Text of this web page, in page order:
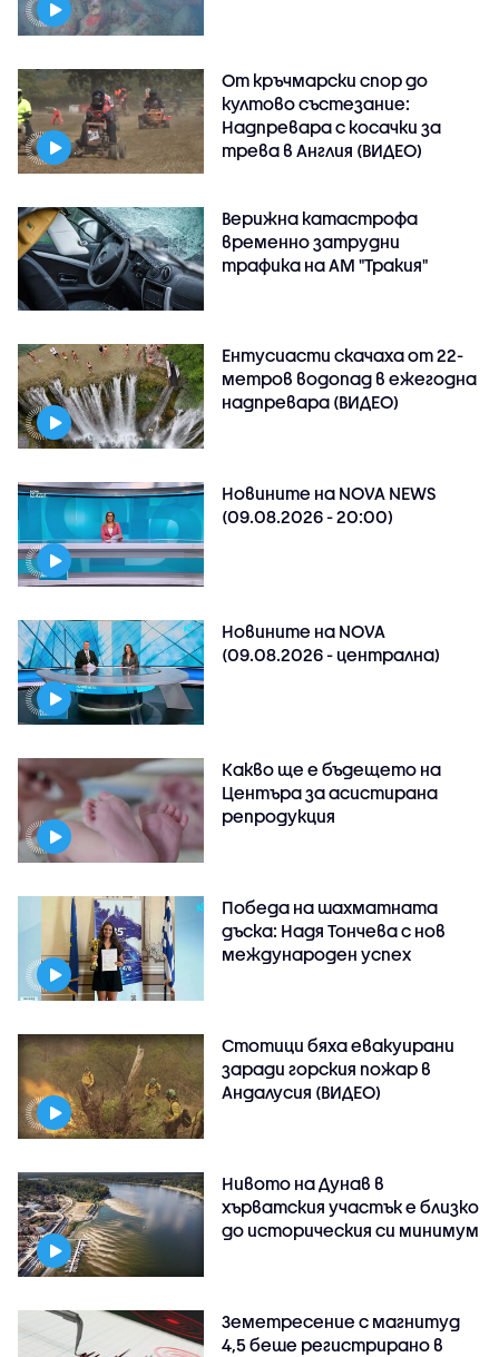
От кръчмарски спор до
култово състезание:
Надпревара с косачки за
трева в Англия (ВИДЕО)
Верижна катастрофа
временно затрудни
трафика на АМ "Тракия"
Ентусиасти скачаха от 22-
метров водопад в ежегодна
надпревара (ВИДЕО)
Новините на NOVA NEWS
(09.08.2026 - 20:00)
Новините на NOVA
(09.08.2026 - централна)
Какво ще е бъдещето на
Центъра за асистирана
репродукция
Победа на шахматната
дъска: Надя Тончева с нов
международен успех
Стотици бяха евакуирани
заради горския пожар в
Андалусия (ВИДЕО)
Нивото на Дунав в
хърватския участък е близко
до историческия си минимум
Земетресение с магнитуд
4,5 беше регистрирано в